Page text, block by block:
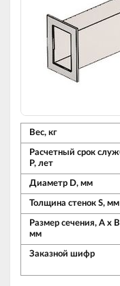
Вес, кг
Расчетный срок
Р, лет
Диаметр D, мм
Толщина стенок S, мм
Размер сечения, А х
мм
Заказной шифр